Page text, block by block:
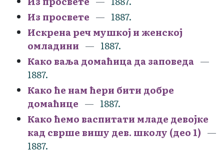
Из просвете
1887.
Искрена реч мушкој и женској
омладини
1887.
Како ваља домаћица да заповеда
1887.
Како ће нам ћери бити добре
домаћице
1887.
Како ћемо васпитати младе девојке
кад сврше вишу дев. школу (део 1)
1887.